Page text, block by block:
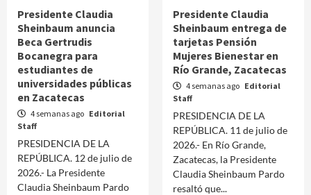
Presidente Claudia
Sheinbaum anuncia
Beca Gertrudis
Bocanegra para
estudiantes de
universidades públicas
en Zacatecas
4 semanas ago Editorial
Staff
PRESIDENCIA DE LA
REPÚBLICA. 12 de julio de
2026.- La Presidente
Claudia Sheinbaum Pardo
Presidente Claudia
Sheinbaum entrega de
tarjetas Pensión
Mujeres Bienestar en
Río Grande, Zacatecas
4 semanas ago Editorial
Staff
PRESIDENCIA DE LA
REPÚBLICA. 11 de julio de
2026.- En Río Grande,
Zacatecas, la Presidente
Claudia Sheinbaum Pardo
resaltó que...